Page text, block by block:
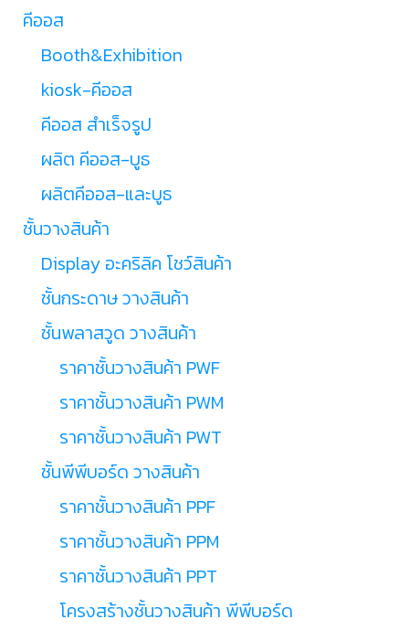
คีออส
Booth&Exhibition
kiosk-คีออส
คีออส สำเร็จรูป
ผลิต คีออส-บูธ
ผลิตคีออส-และบูธ
ชั้นวางสินค้า
Display อะคริลิค โชว์สินค้า
ชั้นกระดาษ วางสินค้า
ชั้นพลาสวูด วางสินค้า
ราคาชั้นวางสินค้า PWF
ราคาชั้นวางสินค้า PWM
ราคาชั้นวางสินค้า PWT
ชั้นพีพีบอร์ด วางสินค้า
ราคาชั้นวางสินค้า PPF
ราคาชั้นวางสินค้า PPM
ราคาชั้นวางสินค้า PPT
โครงสร้างชั้นวางสินค้า พีพีบอร์ด